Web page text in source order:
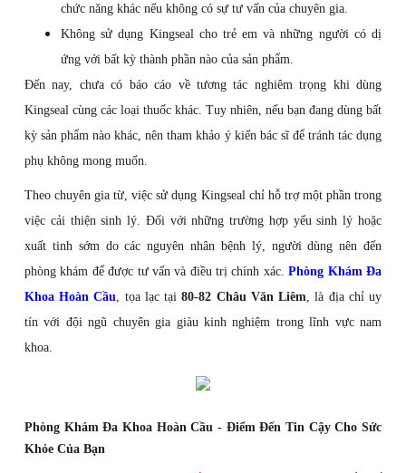
chức năng khác nếu không có sự tư vấn của chuyên gia.
Không sử dụng Kingseal cho trẻ em và những người có dị
ứng với bất kỳ thành phần nào của sản phẩm.
Đến nay, chưa có báo cáo về tương tác nghiêm trọng khi dùng
Kingseal cùng các loại thuốc khác. Tuy nhiên, nếu bạn đang dùng bất
kỳ sản phẩm nào khác, nên tham khảo ý kiến bác sĩ để tránh tác dụng
phụ không mong muốn.
Theo chuyên gia từ, việc sử dụng Kingseal chỉ hỗ trợ một phần trong
việc cải thiện sinh lý. Đối với những trường hợp yếu sinh lý hoặc
xuất tinh sớm do các nguyên nhân bệnh lý, người dùng nên đến
phòng khám để được tư vấn và điều trị chính xác.Phòng Khám Đa
Khoa Hoàn Cầu, tọa lạc tại80-82 Châu Văn Liêm, là địa chỉ uy
tín với đội ngũ chuyên gia giàu kinh nghiệm trong lĩnh vực nam
khoa.
Phòng Khám Đa Khoa Hoàn Cầu - Điểm Đến Tin Cậy Cho Sức
Khỏe Của Bạn